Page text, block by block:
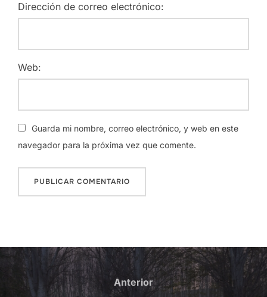
Dirección de correo electrónico:
Web:
Guarda mi nombre, correo electrónico, y web en este
navegador para la próxima vez que comente.
Navegación
Anterior
Anterior